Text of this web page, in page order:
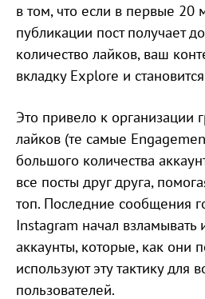
в том, что если в первые 20
публикации пост получает
количество лайков, ваш
вкладку Explore и
Это привело к организации
лайков (те самые
большого количества
все посты друг друга,
топ. Последние сообщения
Instagram начал взламывать
аккаунты, которые, как они
используют эту тактику для
пользователей.